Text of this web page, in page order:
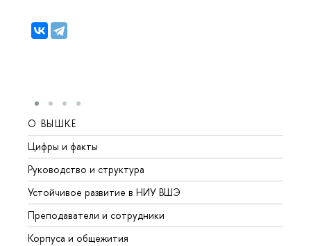
О ВЫШКЕ
Цифры и факты
Руководство и структура
Устойчивое развитие в НИУ ВШЭ
Преподаватели и сотрудники
Корпуса и общежития